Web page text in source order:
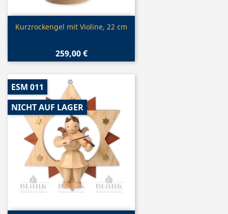
Vorschau
Kurzrockengel mit Violine, 22 cm
259,00 €
ESM 011
NICHT AUF LAGER